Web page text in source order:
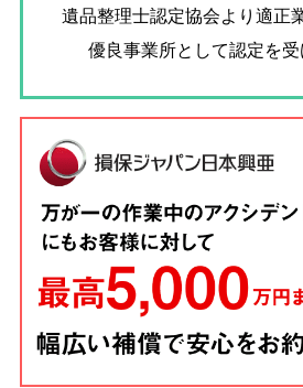
遺品整理士認定協会より適正
優良事業所として認定を受